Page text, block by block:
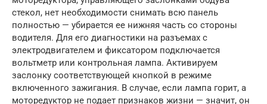
стекол, нет необходимости снимать всю панель
полностью — убирается ее нижняя часть со стороны
водителя. Для его диагностики на разъемах с
электродвигателем и фиксатором подключается
вольтметр или контрольная лампа. Активируем
заслонку соответствующей кнопкой в режиме
включенного зажигания. В случае, если лампа горит, а
моторедуктор не подает признаков жизни — значит, он